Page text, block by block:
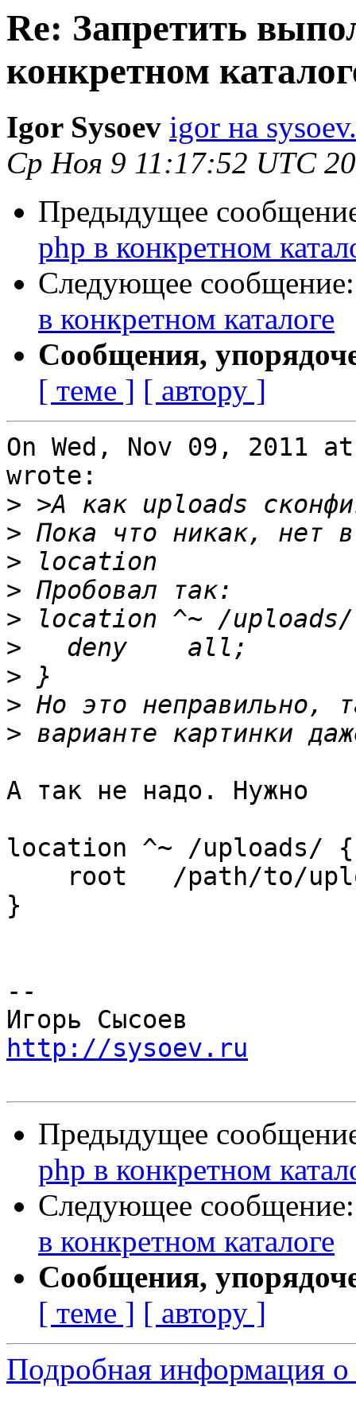
Re: Запретить
конкретном
Igor Sysoev igor на
Ср Ноя 9 11:17:52 UTC
Предыдущее
php в конкретном
Следующее
в конкретном каталоге
Сообщения,
[ теме ] [ автору ]
On Wed, Nov 09, 2011
wrote:
>
>
>
>
>
>
>
>
>
А так не надо. Нужно
location ^~ /uploads/ {
}
--
http://sysoev.ru
Предыдущее
php в конкретном
Следующее
в конкретном каталоге
Сообщения,
[ теме ] [ автору ]
Подробная информация